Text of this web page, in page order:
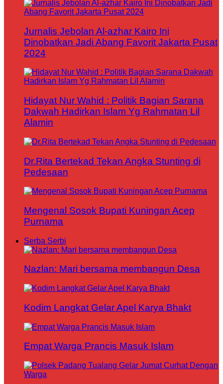
Jurnalis Jebolan Al-azhar Kairo Ini
Dinobatkan Jadi Abang Favorit Jakarta Pusat
2024
Hidayat Nur Wahid : Politik Bagian Sarana
Dakwah Hadirkan Islam Yg Rahmatan Lil
Alamin
Dr.Rita Bertekad Tekan Angka Stunting di
Pedesaan
Mengenal Sosok Bupati Kuningan Acep
Purnama
Serba Serbi
Nazlan: Mari bersama membangun Desa
Kodim Langkat Gelar Apel Karya Bhakt
Empat Warga Prancis Masuk Islam